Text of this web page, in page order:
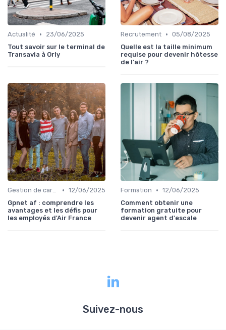
Actualité •
23/06/2025
Tout savoir sur le terminal de
Transavia à Orly
Recrutement • 05/08/2025
Quelle est la taille minimum
requise pour devenir hôtesse
de l'air ?
Gestion de carrière • 12/06/2025
Gpnet af : comprendre les
avantages et les défis pour
les employés d'Air France
Formation • 12/06/2025
Comment obtenir une
formation gratuite pour
devenir agent d'escale
Suivez-nous